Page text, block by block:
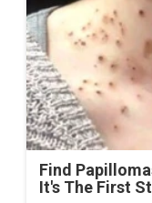
Find
It's The First